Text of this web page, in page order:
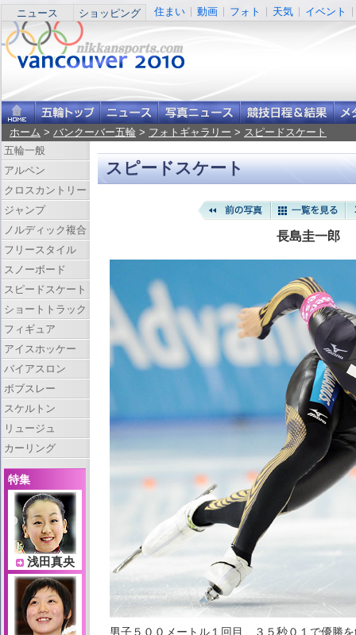
ニュース ショッピング 住まい 動画 フォト 天気 イベント
ホーム > バンクーバー五輪 > フォトギャラリー > スピードスケート
スピードスケート
長島圭一郎
男子５００メートル１回目 ３５秒０１で優勝
五輪一般
アルペン
クロスカントリー
ジャンプ
ノルディック複合
フリースタイル
スノーボード
スピードスケート
ショートトラック
フィギュア
アイスホッケー
バイアスロン
ボブスレー
スケルトン
リュージュ
カーリング
特集
浅田真央